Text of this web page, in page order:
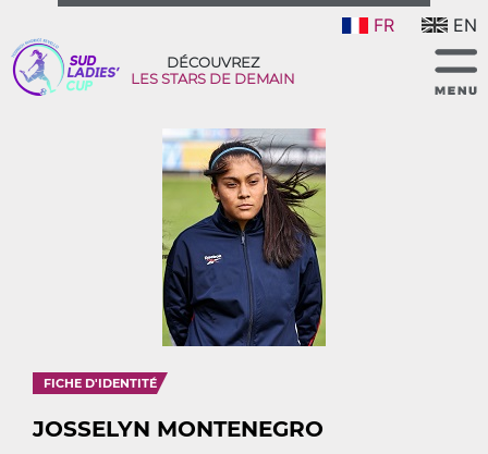
FR EN
DÉCOUVREZ
LES STARS DE DEMAIN
FICHE D'IDENTITÉ
JOSSELYN MONTENEGRO